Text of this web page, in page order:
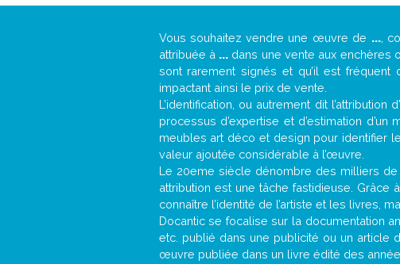
Vous souhaitez vendre une œuvre de ...,
attribuée à ... dans une vente aux enchères
sont rarement signés et qu’il est fréquent
impactant ainsi le prix de vente.
L’identification, ou autrement dit
processus d’expertise et d’estimation
meubles art déco et design pour identifier
valeur ajoutée considérable à l’œuvre.
Le 20eme siècle dénombre des milliers
attribution est une tâche fastidieuse.
connaître l’identité de l’artiste et les livres,
Docantic se focalise sur la documentation
etc. publié dans une publicité ou un article
œuvre publiée dans un livre édité des